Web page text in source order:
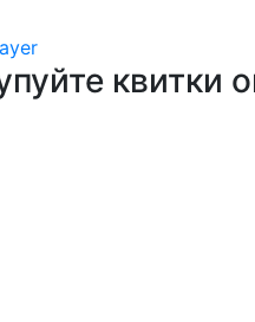
квитки